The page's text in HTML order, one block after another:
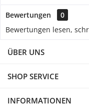
Bewertungen
0
Bewertungen lesen,
ÜBER UNS
SHOP SERVICE
INFORMATIONEN